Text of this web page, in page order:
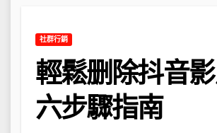
社群行銷
輕鬆删除抖音影
六步驟指南